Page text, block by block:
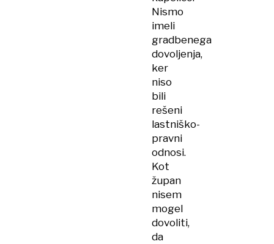
Nismo
imeli
gradbenega
dovoljenja,
ker
niso
bili
rešeni
lastniško-
pravni
odnosi.
Kot
župan
nisem
mogel
dovoliti,
da